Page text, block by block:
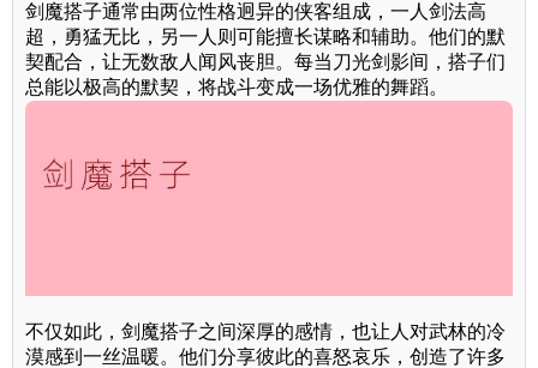
剑魔搭子通常由两位性格迥异的侠客组成，一人剑法高
超，勇猛无比，另一人则可能擅长谋略和辅助。他们的默
契配合，让无数敌人闻风丧胆。每当刀光剑影间，搭子们
总能以极高的默契，将战斗变成一场优雅的舞蹈。
不仅如此，剑魔搭子之间深厚的感情，也让人对武林的冷
漠感到一丝温暖。他们分享彼此的喜怒哀乐，创造了许多